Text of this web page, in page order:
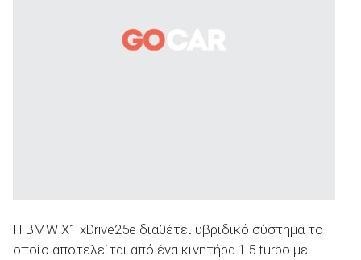
Η BMW X1 xDrive25e διαθέτει υβριδικό σύστημα το
οποίο αποτελείται από ένα κινητήρα 1.5 turbo με